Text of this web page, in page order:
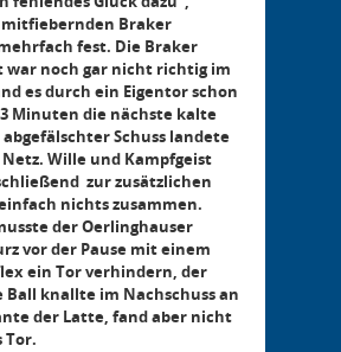
Braker
fest. Die Braker
war noch gar nicht richtig im
es durch ein Eigentor schon
Minuten die nächste kalte
abgefälschter Schuss landete
Netz. Wille und Kampfgeist
zur zusätzlichen
nichts zusammen.
der Oerlinghauser
vor der Pause mit einem
ein Tor verhindern, der
Ball knallte im Nachschuss an
der Latte, fand aber nicht
Tor.